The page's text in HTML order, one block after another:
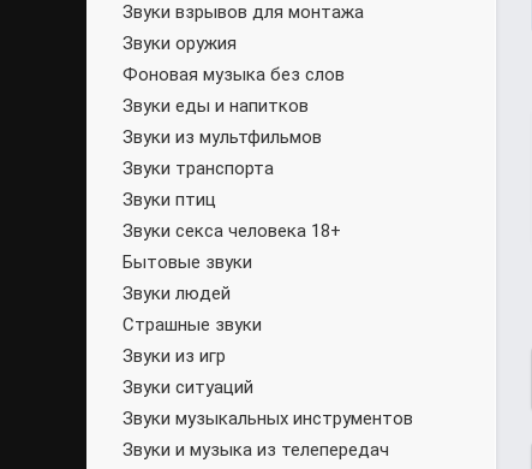
Звуки взрывов для монтажа
Звуки оружия
Фоновая музыка без слов
Звуки еды и напитков
Звуки из мультфильмов
Звуки транспорта
Звуки птиц
Звуки секса человека 18+
Бытовые звуки
Звуки людей
Страшные звуки
Звуки из игр
Звуки ситуаций
Звуки музыкальных инструментов
Звуки и музыка из телепередач